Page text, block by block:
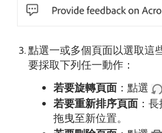
點選一或多個頁面以選取這
要採取下列任一動作：
若要旋轉頁面 ：點選
若要重新排序頁面 ：
拖曳至新位置。